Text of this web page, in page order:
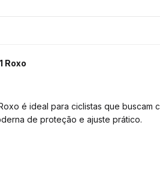
Roxo
é ideal para ciclistas que
de proteção e ajuste prático.